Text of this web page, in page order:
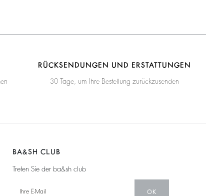
RÜCKSENDUNGEN UND ERSTATTUNGEN
30 Tage, um Ihre Bestellung zurückzusenden
BA&SH CLUB
Treten Sie der ba&sh club
OK